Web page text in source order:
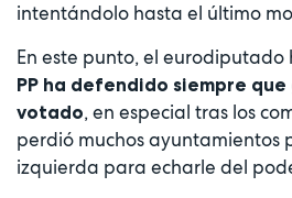
intentándolo hasta el último
En este punto, el
PP ha defendido siempre
votado, en especial tras los
perdió muchos ayuntamientos
izquierda para echarle del